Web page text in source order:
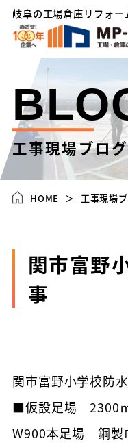
岐阜の工場倉庫リフォー
工事現場ブログ
HOME 工事現場
関市富野
事
関市富野小学校防
■仮設足場 2300
W900本足場 鋼製